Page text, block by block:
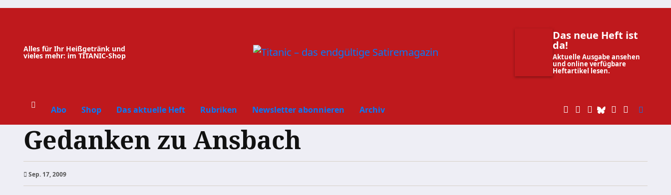
Zum
Alles für Ihr Heißgetränk und
vieles mehr: im TITANIC-Shop
Das neue Heft ist
da!
Aktuelle Ausgabe ansehen
und online verfügbare
Heftartikel lesen.
Abo Shop Das aktuelle Heft Rubriken Newsletter abonnieren Archiv
Gedanken zu Ansbach
Sep. 17, 2009